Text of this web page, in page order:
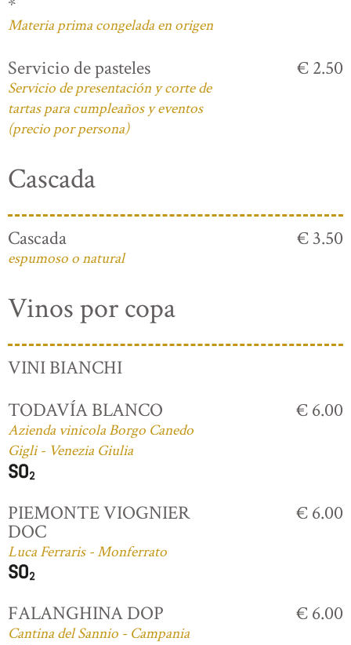
*
Materia prima congelada en origen
Servicio de pasteles
Servicio de presentación y corte de
tartas para cumpleaños y eventos
(precio por persona)
€ 2.50
Cascada
Cascada
espumoso o natural
€ 3.50
Vinos por copa
VINI BIANCHI
TODAVÍA BLANCO
Azienda vinicola Borgo Canedo
Gigli - Venezia Giulia
€ 6.00
PIEMONTE VIOGNIER
DOC
Luca Ferraris - Monferrato
€ 6.00
FALANGHINA DOP
Cantina del Sannio - Campania
€ 6.00